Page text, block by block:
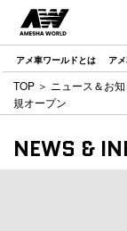
アメ車ワールドとは ア
TOP ＞ ニュース＆お
規オープン
NEWS &